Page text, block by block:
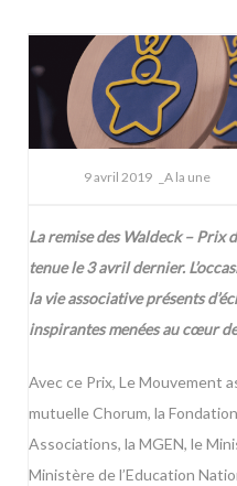
9 avril 2019 _A la une
La remise des Waldeck – Prix
tenue le 3 avril dernier.
la vie associative présents
inspirantes menées au cœur
Avec ce Prix, Le Mouvement
mutuelle Chorum, la
Associations, la MGEN, le
Ministère de l’Education